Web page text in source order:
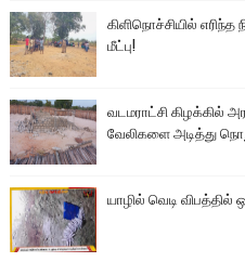
கிளிநொச்சியில்
மீட்பு!
வடமராட்சி கிழக்கில்
வேலிகளை அடித்து
யாழில் வெடி